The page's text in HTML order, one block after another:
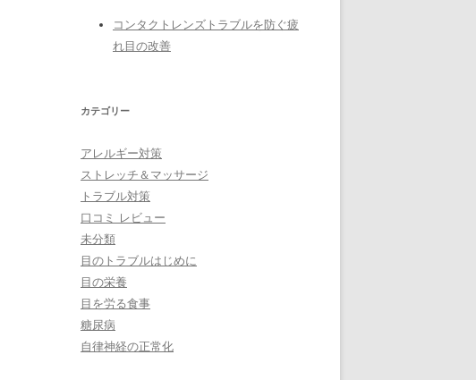
コンタクトレンズトラブルを防ぐ疲
れ目の改善
カテゴリー
アレルギー対策
ストレッチ＆マッサージ
トラブル対策
口コミ レビュー
未分類
目のトラブルはじめに
目の栄養
目を労る食事
糖尿病
自律神経の正常化